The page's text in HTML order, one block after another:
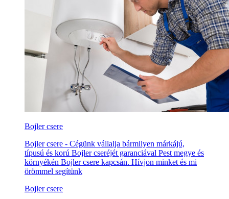
Bojler csere
Bojler csere - Cégünk vállalja bármilyen márkájú,
típusú és korú Bojler cseréjét garanciával Pest megye és
környékén Bojler csere kapcsán. Hívjon minket és mi
örömmel segítünk
Bojler csere